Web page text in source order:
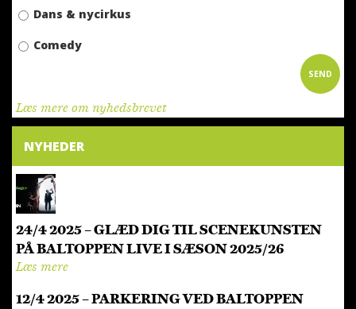
Dans & nycirkus
Comedy
Læs mere om nyhedsbrevet
NYHEDER
24/4 2025 – GLÆD DIG TIL SCENEKUNSTEN
PÅ BALTOPPEN LIVE I SÆSON 2025/26
Læs mere
12/4 2025 – PARKERING VED BALTOPPEN